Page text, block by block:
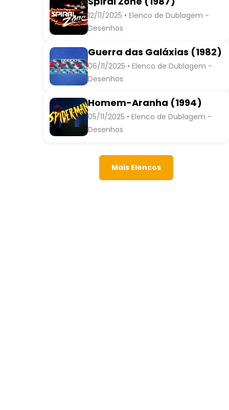
12/11/2025 • Elenco de Dublagem -
Desenhos
Guerra das Galáxias (1982)
06/11/2025 • Elenco de Dublagem -
Desenhos
Homem-Aranha (1994)
05/11/2025 • Elenco de Dublagem -
Desenhos
Mais Elencos